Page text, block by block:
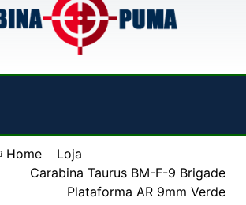
Home
Loja
Carabina Taurus BM-F-9 Brigade
Plataforma AR 9mm Verde